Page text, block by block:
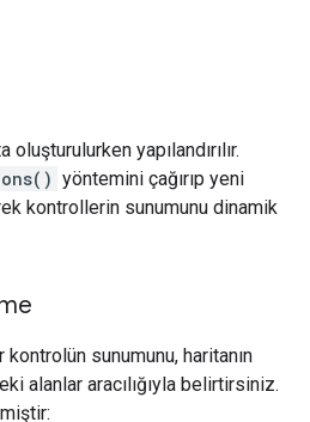
yapılandırılır.
yöntemini çağırıp yeni
kontrollerin sunumunu dinamik
kontrolün sunumunu, haritanın
alanlar aracılığıyla belirtirsiniz.